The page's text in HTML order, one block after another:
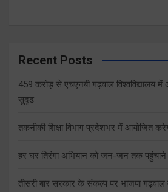
Recent Posts
459 करोड़ से एचएनबी गढ़वाल विश्वविद्यालय
सुदृढ
तकनीकी शिक्षा विभाग प्रदेशभर में आयोजित
हर घर तिरंगा अभियान को जन-जन तक पहुंचाने
तीसरी बार सरकार के संकल्प पर भाजपा गढ़वाल